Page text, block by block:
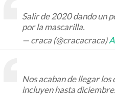
Salir de 2020 dando un
por la mascarilla.
— craca (@cracacraca)
Nos acaban de llegar
incluyen hasta diciembre.